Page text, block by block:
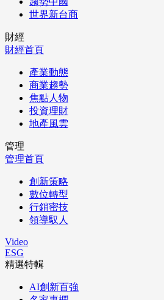
世界新台商
財經
財經首頁
產業動態
商業趨勢
焦點人物
投資理財
地產風雲
管理
管理首頁
創新策略
數位轉型
行銷密技
領導馭人
Video
ESG
精選特輯
AI創新百強